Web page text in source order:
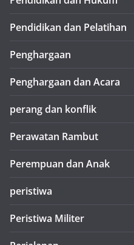
Pendidikan dan Pelatihan
Penghargaan
Penghargaan dan Acara
perang dan konflik
Perawatan Rambut
Perempuan dan Anak
peristiwa
Peristiwa Militer